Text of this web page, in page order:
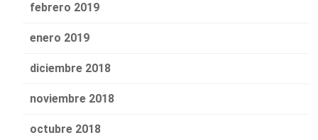
febrero 2019
enero 2019
diciembre 2018
noviembre 2018
octubre 2018